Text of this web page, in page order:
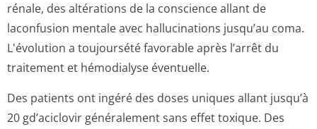
rénale, des altérations de la conscience allant de
laconfusion mentale avec hallucinations jusqu’au coma.
L'évolution a toujoursété favorable après l’arrêt du
traitement et hémodialyse éventuelle.
Des patients ont ingéré des doses uniques allant jusqu’à
20 gd’aciclovir généralement sans effet toxique. Des